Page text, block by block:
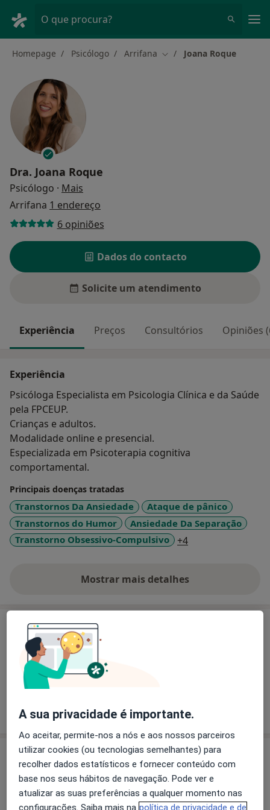
O que procura?
Homepage Psicólogo Arrifana Mudar de cidade
Joana Roque
Dra. Joana Roque
Psicólogo · Mais
Arrifana 1 endereço
6 opiniões
Dados do contacto
Solicite um atendimento
Experiência Preços Consultórios Opiniões
Experiência
Psicóloga Especialista em Psicologia Clínica e da Saúde
pela FPCEUP.
Crianças e adultos.
Modalidade online e presencial.
Especializada em Psicoterapia cognitiva
comportamental.
Principais doenças tratadas
Transtornos Da Ansiedade
Ataque de pânico
Transtornos do Humor
Ansiedade Da Separação
Transtorno Obsessivo-Compulsivo
+4
Mostrar mais detalhes
sobre a experiência
Serviços e preços
Primeira consulta Psicologia
Desde 0 € Detalhes
Como mostramos os preços?
Consultório
Joana Roque
Rua terras de santa maria 1758 Arrifana, Arrifana
A sua privacidade é importante.
Ao aceitar, permite-nos a nós e aos nossos parceiros
utilizar cookies (ou tecnologias semelhantes) para
recolher dados estatísticos e fornecer conteúdo com
base nos seus hábitos de navegação. Pode ver e
atualizar as suas preferências a qualquer momento nas
configurações. Saiba mais na política de privacidade e de